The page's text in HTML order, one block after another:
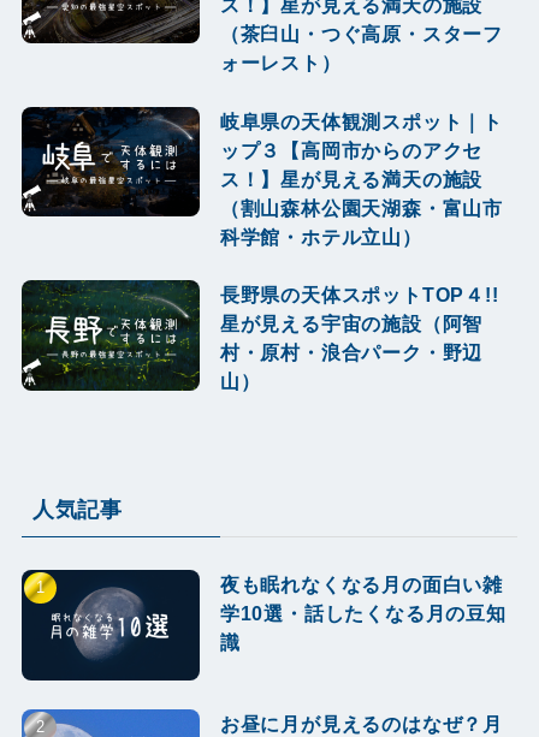
ス！】星が見える満天の施設
（茶臼山・つぐ高原・スターフ
ォーレスト）
岐阜県の天体観測スポット｜ト
ップ３【高岡市からのアクセ
ス！】星が見える満天の施設
（割山森林公園天湖森・富山市
科学館・ホテル立山）
長野県の天体スポットTOP４!!
星が見える宇宙の施設（阿智
村・原村・浪合パーク・野辺
山）
人気記事
夜も眠れなくなる月の面白い雑
学10選・話したくなる月の豆知
識
お昼に月が見えるのはなぜ？月